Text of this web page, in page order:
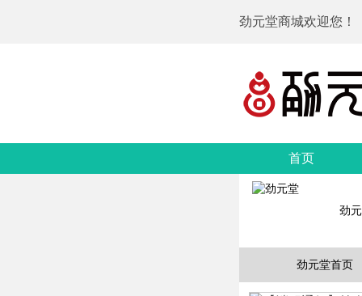
劲元堂商城欢迎您！
首页
劲
劲元堂首页